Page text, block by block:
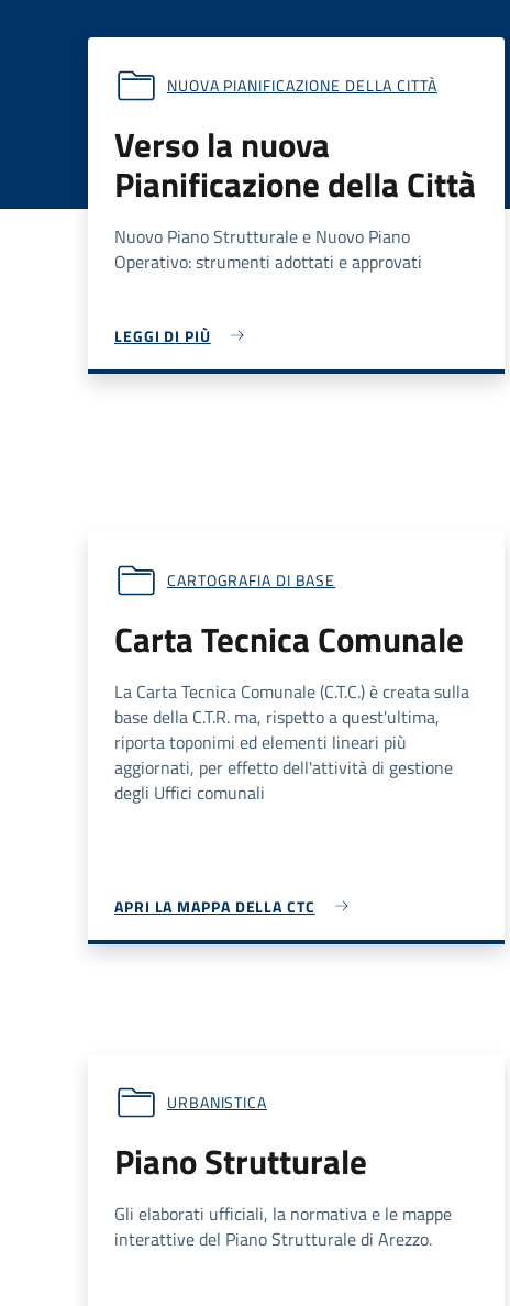
NUOVA PIANIFICAZIONE DELLA CITTÀ
Verso la nuova
Pianificazione della Città
Nuovo Piano Strutturale e Nuovo Piano
Operativo: strumenti adottati e approvati
LEGGI DI PIÙ
CARTOGRAFIA DI BASE
Carta Tecnica Comunale
La Carta Tecnica Comunale (C.T.C.) è creata sulla
base della C.T.R. ma, rispetto a quest'ultima,
riporta toponimi ed elementi lineari più
aggiornati, per effetto dell'attività di gestione
degli Uffici comunali
APRI LA MAPPA DELLA CTC
URBANISTICA
Piano Strutturale
Gli elaborati ufficiali, la normativa e le mappe
interattive del Piano Strutturale di Arezzo.